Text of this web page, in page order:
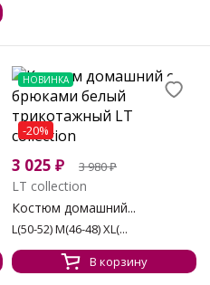
НОВИНКА
-20%
3 025 ₽ 3 980₽
LT collection
Костюм домашний...
L(50-52) M(46-48) XL(...
В корзину